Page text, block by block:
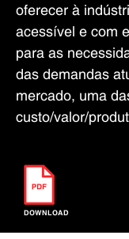
oferecer à
acessível e com
para as
das demandas
mercado, uma
custo/valor/
DOWNLOAD